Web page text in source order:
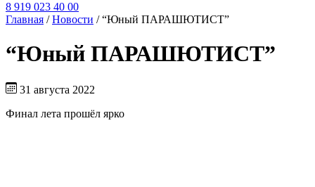
8 919 023 40 00
Главная /Новости /“Юный ПАРАШЮТИСТ”
“Юный ПАРАШЮТИСТ”
31 августа 2022
Финал лета прошёл ярко